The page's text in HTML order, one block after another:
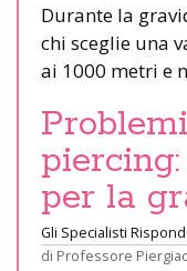
Durante la
chi sceglie una
ai 1000 metri e
per la
Gli Specialisti
di Professore